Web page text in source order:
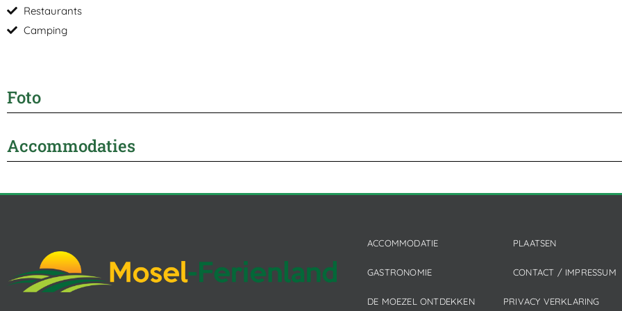
Restaurants
Camping
Foto
Accommodaties
ACCOMMODATIE
GASTRONOMIE
DE MOEZEL ONTDEKKEN
PLAATSEN
CONTACT / IMPRESSUM
PRIVACY VERKLARING